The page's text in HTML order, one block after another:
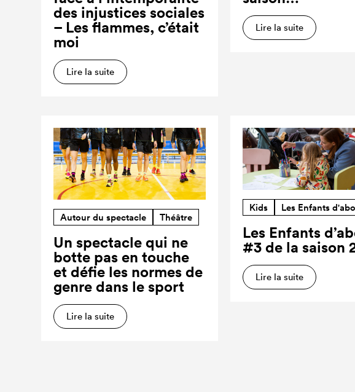
des injustices sociales
– Les flammes, c’était
moi
Lire la suite
Lire la suite
Autour du spectacle Théâtre
Un spectacle qui ne
botte pas en touche
et défie les normes de
genre dans le sport
Lire la suite
Kids Les Enfants
Les Enfants
#3 de la saison
Lire la suite